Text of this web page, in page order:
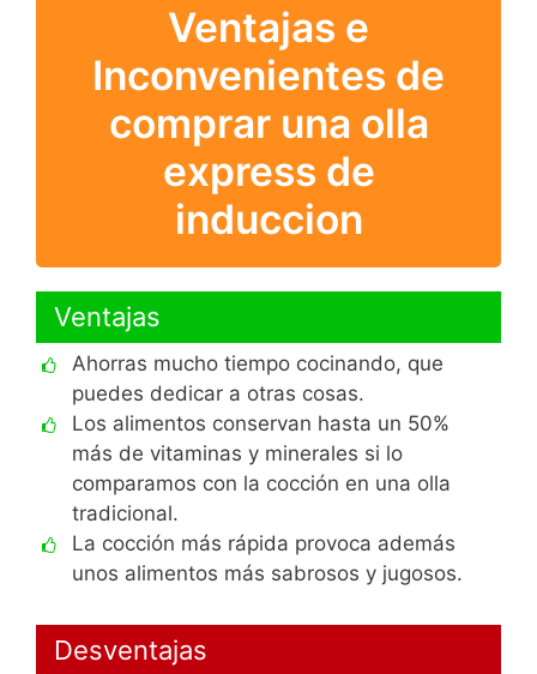
Ventajas e
Inconvenientes de
comprar una olla
express de
induccion
Ventajas
Ahorras mucho tiempo cocinando, que
puedes dedicar a otras cosas.
Los alimentos conservan hasta un 50%
más de vitaminas y minerales si lo
comparamos con la cocción en una olla
tradicional.
La cocción más rápida provoca además
unos alimentos más sabrosos y jugosos.
Desventajas